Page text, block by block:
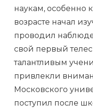
наукам, особенно
возрасте начал
проводил
свой первый
талантливым
привлекли
Московского
поступил после